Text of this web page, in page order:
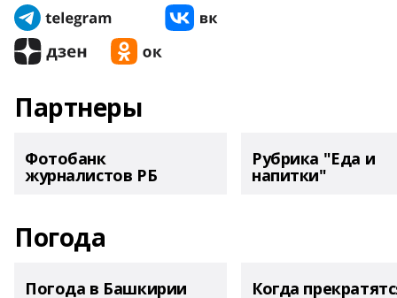
Партнеры
Фотобанк
журналистов РБ
Рубрика "Еда и
напитки"
Погода
Погода в Башкирии Когда